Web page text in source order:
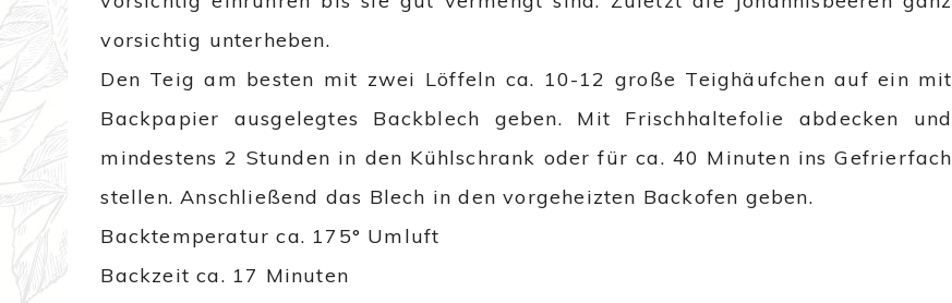
vorsichtig unterheben.
Den Teig am besten mit zwei Löffeln ca. 10-12 große Teighäufchen auf ein mit
Backpapier ausgelegtes Backblech geben. Mit Frischhaltefolie abdecken und
mindestens 2 Stunden in den Kühlschrank oder für ca. 40 Minuten ins Gefrierfach
stellen. Anschließend das Blech in den vorgeheizten Backofen geben.
Backtemperatur ca. 175° Umluft
Backzeit ca. 17 Minuten